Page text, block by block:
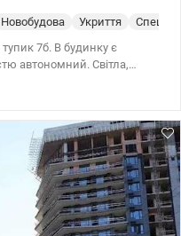
Новобудова Укриття
7б. В будинку є
автономний. Світла,